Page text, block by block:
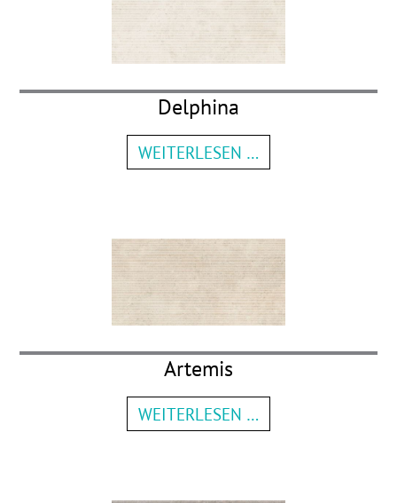
Delphina
WEITERLESEN …
Artemis
WEITERLESEN …